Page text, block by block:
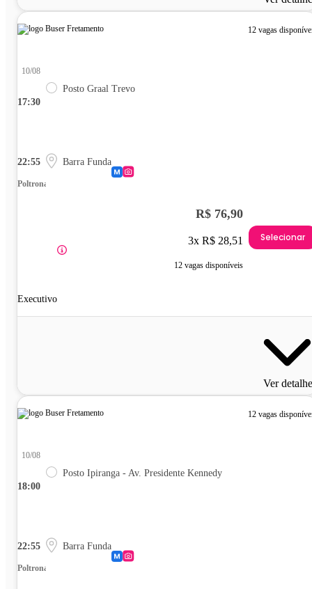
12 vagas
17:30
10/08
Posto Graal Trevo
22:55 Barra Funda
Poltrona
Executivo
R$ 76,90
3x R$ 28,51
12 vagas disponíveis
Selecionar
Ver
12 vagas
18:00
10/08
Posto Ipiranga - Av. Presidente Kennedy
22:55 Barra Funda
Poltrona